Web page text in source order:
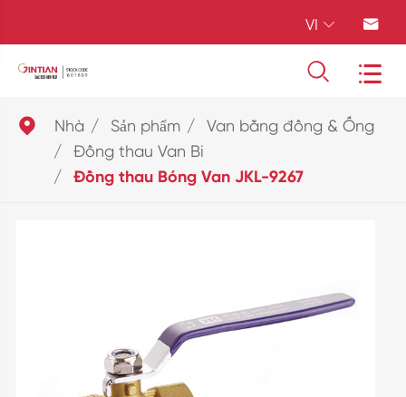
VI  
 
 Nhà Sản phẩm
Van bằng đồng & Ống
Đồng thau Van Bi
Đồng thau Bóng Van JKL-9267